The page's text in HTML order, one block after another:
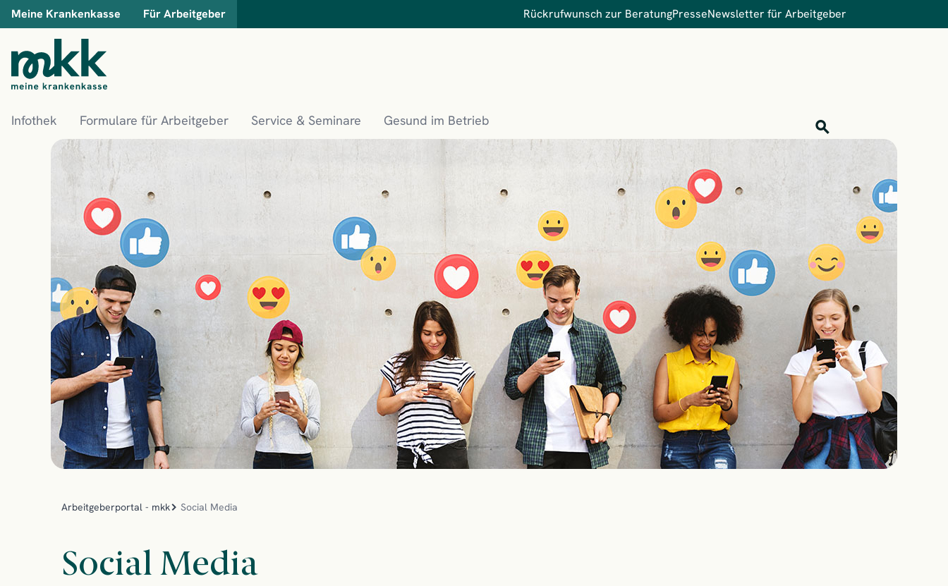
Meine Krankenkasse Für Arbeitgeber Rückrufwunsch zur BeratungPresseNewsletter für Arbeitgeber
Finden
Infothek Formulare für Arbeitgeber Service & Seminare Gesund im Betrieb
Arbeitgeberportal - mkk Social Media
Social Media